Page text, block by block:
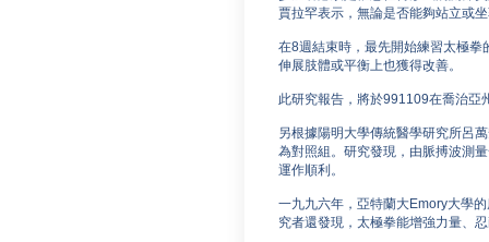
賈拉罕表示，無論是否能夠站立或
在8週結束時，最先開始練習太極
伸展肢體或平衡上也獲得改善。
此研究報告，將於991109在喬治
另根據陽明大學傳統醫學研究所呂
為對照組。研究發現，由脈搏波測
運作順利。
一九九六年，亞特蘭大Emory大學
究者還發現，太極拳能增強力量、